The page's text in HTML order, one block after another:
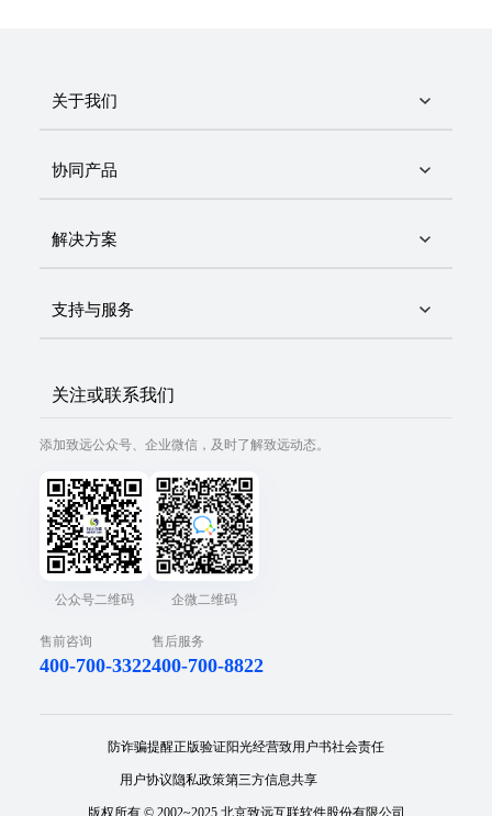
关于我们
协同产品
解决方案
支持与服务
关注或联系我们
添加致远公众号、企业微信，及时了解致远动态。
公众号二维码 企微二维码
售前咨询
400-700-3322
售后服务
400-700-8822
防诈骗提醒正版验证阳光经营致用户书社会责任
用户协议隐私政策第三方信息共享
版权所有 © 2002~2025 北京致远互联软件股份有限公司